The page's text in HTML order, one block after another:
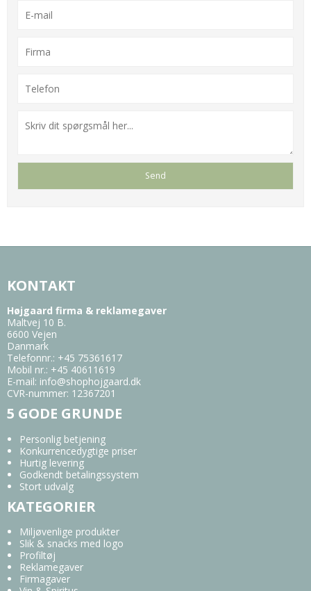
KONTAKT
Højgaard firma & reklamegaver
Maltvej 10 B.
6600 Vejen
Danmark
Telefonnr.: +45 75361617
Mobil nr.: +45 40611619
E-mail: info@shophojgaard.dk
CVR-nummer: 12367201
5 GODE GRUNDE
Personlig betjening
Konkurrencedygtige priser
Hurtig levering
Godkendt betalingssystem
Stort udvalg
KATEGORIER
Miljøvenlige produkter
Slik & snacks med logo
Profiltøj
Reklamegaver
Firmagaver